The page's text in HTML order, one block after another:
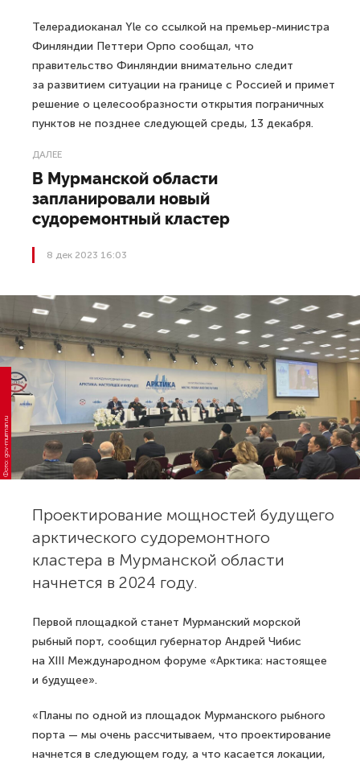
Телерадиоканал Yle со ссылкой на премьер-министра
Финляндии Петтери Орпо сообщал, что
правительство Финляндии внимательно следит
за развитием ситуации на границе с Россией и примет
решение о целесообразности открытия пограничных
пунктов не позднее следующей среды, 13 декабря.
ДАЛЕЕ
В Мурманской области
запланировали новый
судоремонтный кластер
8 дек 2023 16:03
Фото: gov-murman.ru
Проектирование мощностей будущего
арктического судоремонтного
кластера в Мурманской области
начнется в 2024 году.
Первой площадкой станет Мурманский морской
рыбный порт, сообщил губернатор Андрей Чибис
на XIII Международном форуме «Арктика: настоящее
и будущее».
«Планы по одной из площадок Мурманского рыбного
порта — мы очень рассчитываем, что проектирование
начнется в следующем году, а что касается локации,